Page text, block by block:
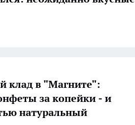
клад в "Магните":
за копейки - и
натуральный